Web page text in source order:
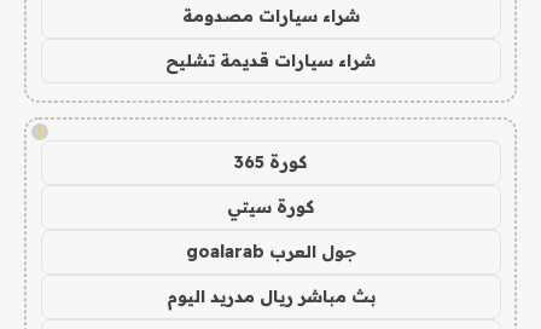
شراء سيارات مصدومة
شراء سيارات قديمة تشليح
!
كورة 365
كورة سيتي
جول العرب goalarab
بث مباشر ريال مدريد اليوم